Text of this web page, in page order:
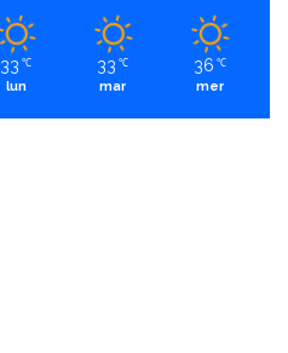
33 ℃
lun
33 ℃
mar
36 ℃
mer